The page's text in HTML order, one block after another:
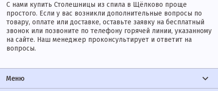
С нами купить Столешницы из спила в Щёлково проще
простого. Если у вас возникли дополнительные вопросы по
товару, оплате или доставке, оставьте заявку на бесплатный
звонок или позвоните по телефону горячей линии, указанному
на сайте. Наш менеджер проконсультирует и ответит на
вопросы.
Меню